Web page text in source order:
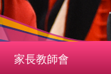
家長教師會